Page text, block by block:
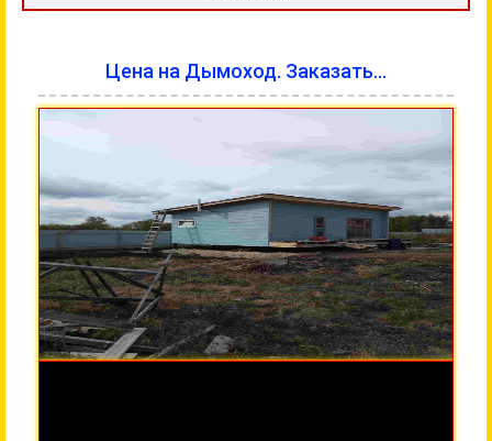
Цена на Дымоход. Заказать...